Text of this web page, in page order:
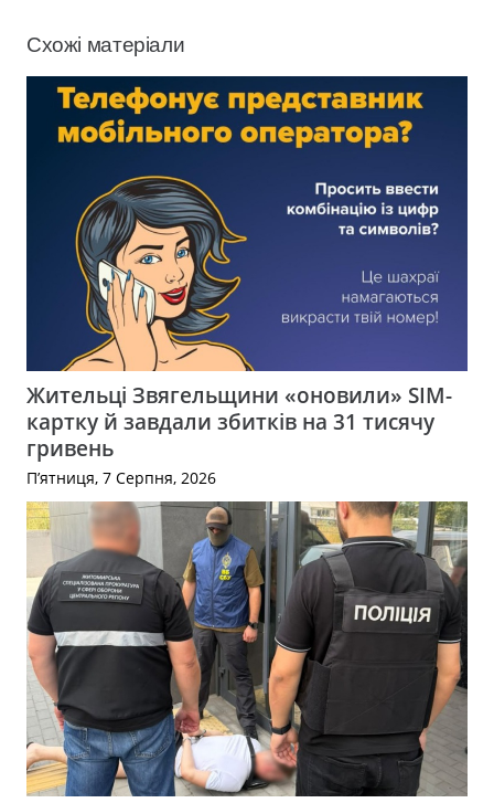
Схожі матеріали
Жительці Звягельщини «оновили» SIM-
картку й завдали збитків на 31 тисячу
гривень
П’ятниця, 7 Серпня, 2026